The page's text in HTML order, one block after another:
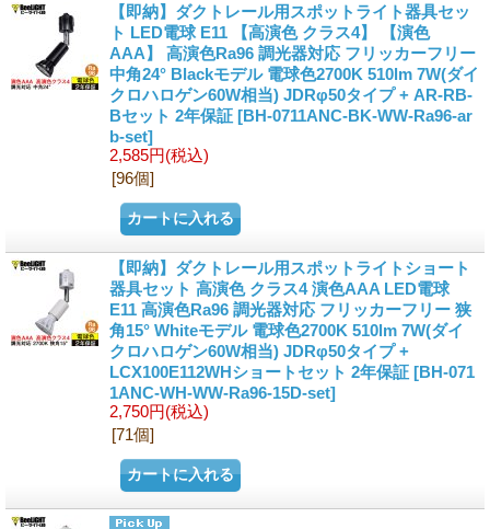
【即納】ダクトレール用スポットライト器具セッ
ト LED電球 E11 【高演色 クラス4】 【演色
AAA】 高演色Ra96 調光器対応 フリッカーフリー
中角24° Blackモデル 電球色2700K 510lm 7W(ダイ
クロハロゲン60W相当) JDRφ50タイプ + AR-RB-
Bセット 2年保証 [BH-0711ANC-BK-WW-Ra96-ar
b-set]
2,585円(税込)
[96個]
【即納】ダクトレール用スポットライトショート
器具セット 高演色 クラス4 演色AAA LED電球
E11 高演色Ra96 調光器対応 フリッカーフリー 狭
角15° Whiteモデル 電球色2700K 510lm 7W(ダイ
クロハロゲン60W相当) JDRφ50タイプ +
LCX100E112WHショートセット 2年保証 [BH-071
1ANC-WH-WW-Ra96-15D-set]
2,750円(税込)
[71個]